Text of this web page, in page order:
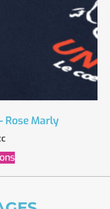
Rose Marly